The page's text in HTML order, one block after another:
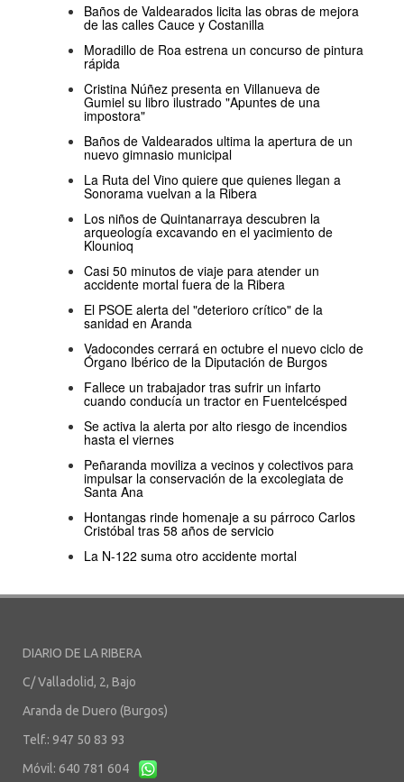
Baños de Valdearados licita las obras de mejora
de las calles Cauce y Costanilla
Moradillo de Roa estrena un concurso de pintura
rápida
Cristina Núñez presenta en Villanueva de
Gumiel su libro ilustrado "Apuntes de una
impostora"
Baños de Valdearados ultima la apertura de un
nuevo gimnasio municipal
La Ruta del Vino quiere que quienes llegan a
Sonorama vuelvan a la Ribera
Los niños de Quintanarraya descubren la
arqueología excavando en el yacimiento de
Klounioq
Casi 50 minutos de viaje para atender un
accidente mortal fuera de la Ribera
El PSOE alerta del "deterioro crítico" de la
sanidad en Aranda
Vadocondes cerrará en octubre el nuevo ciclo de
Órgano Ibérico de la Diputación de Burgos
Fallece un trabajador tras sufrir un infarto
cuando conducía un tractor en Fuentelcésped
Se activa la alerta por alto riesgo de incendios
hasta el viernes
Peñaranda moviliza a vecinos y colectivos para
impulsar la conservación de la excolegiata de
Santa Ana
Hontangas rinde homenaje a su párroco Carlos
Cristóbal tras 58 años de servicio
La N-122 suma otro accidente mortal
DIARIO DE LA RIBERA
C/ Valladolid, 2, Bajo
Aranda de Duero (Burgos)
Telf.: 947 50 83 93
Móvil: 640 781 604